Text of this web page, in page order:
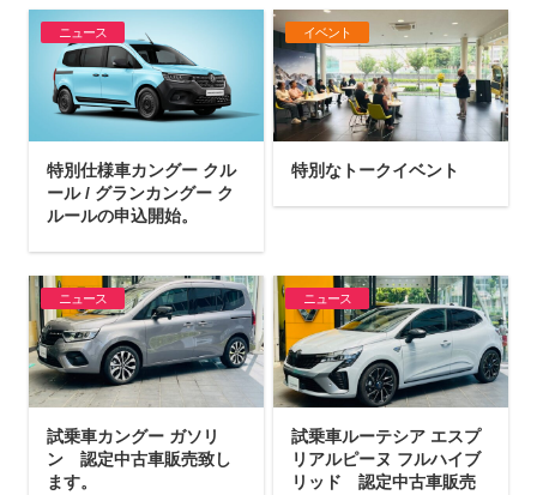
ニュース
特別仕様車カングー クル
ール / グランカングー ク
ルールの申込開始。
イベント
特別なトークイベント
ニュース
試乗車カングー ガソリ
ン 認定中古車販売致し
ます。
ニュース
試乗車ルーテシア エスプ
リアルピーヌ フルハイブ
リッド 認定中古車販売